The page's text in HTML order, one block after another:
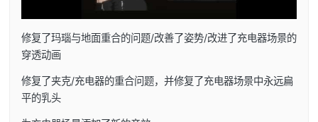
修复了玛瑙与地面重合的问题/改善了姿势/改进了充电器场景的
穿透动画
修复了夹克/充电器的重合问题，并修复了充电器场景中永远扁
平的乳头